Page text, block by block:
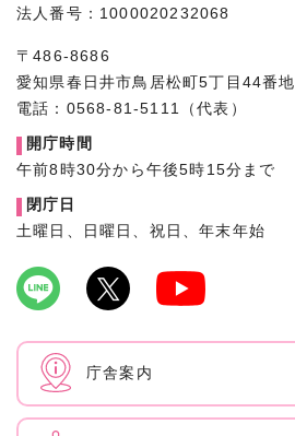
法人番号：1000020232068
〒486-8686
愛知県春日井市鳥居松町5丁目44番地
電話：0568-81-5111（代表）
開庁時間
午前8時30分から午後5時15分まで
閉庁日
土曜日、日曜日、祝日、年末年始
庁舎案内